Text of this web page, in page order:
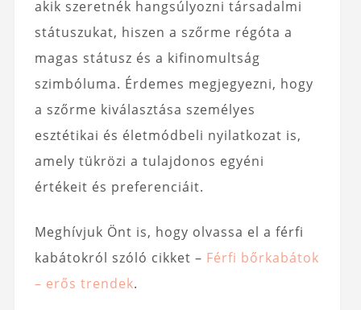
akik szeretnék hangsúlyozni társadalmi
státuszukat, hiszen a szőrme régóta a
magas státusz és a kifinomultság
szimbóluma. Érdemes megjegyezni, hogy
a szőrme kiválasztása személyes
esztétikai és életmódbeli nyilatkozat is,
amely tükrözi a tulajdonos egyéni
értékeit és preferenciáit.
Meghívjuk Önt is, hogy olvassa el a férfi
kabátokról szóló cikket – Férfi bőrkabátok
– erős trendek.